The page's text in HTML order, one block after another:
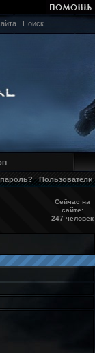
Поиск
Пользователи
Сейчас на
сайте:
247 человек